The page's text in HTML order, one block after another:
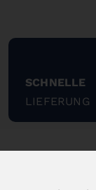
SCHNELLE
LIEFERUNG
"